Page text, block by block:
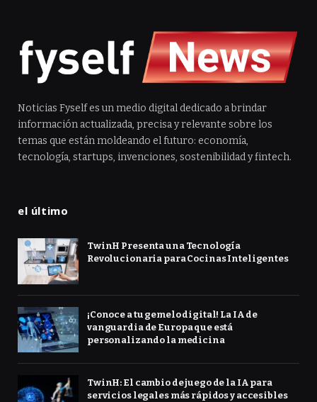
Noticias Fyself es un medio digital dedicado a brindar
información actualizada, precisa y relevante sobre los
temas que están moldeando el futuro: economía,
tecnología, startups, invenciones, sostenibilidad y fintech.
el último
TwinH Presenta una Tecnología
Revolucionaria para Cocinas Inteligentes
¡Conoce a tu gemelo digital! La IA de
vanguardia de Europa que está
personalizando la medicina
TwinH: El cambio de juego de la IA para
servicios legales más rápidos y accesibles